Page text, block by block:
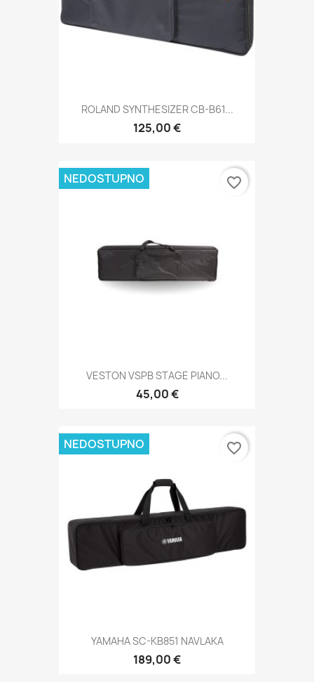
ROLAND SYNTHESIZER CB-B61...
125,00 €
VESTON VSPB STAGE PIANO...
45,00 €
NEDOSTUPNO favorite_border
YAMAHA SC-KB851 NAVLAKA
189,00 €
NEDOSTUPNO favorite_border